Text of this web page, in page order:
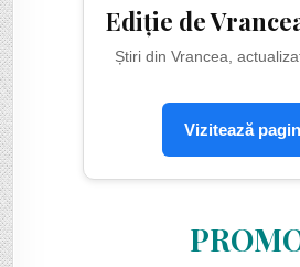
Ediție de
Știri din Vrancea,
Vizitează